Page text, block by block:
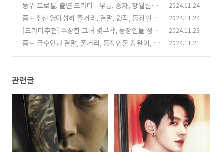
등위 프로필, 출연 드라마 - 우룡, 중자, 장월신명,
장상사, 선태유수 (0)
2024.11.24
중드추천 영야성하 줄거리, 결말, 원작, 등장인물
우서흔 정우혜 축서단 (0)
2024.11.24
[드라마추천] 수상한 그녀 몇부작, 등장인물 정지
소, 진영, 채원빈, 이화겸 출연드라마 (0)
2024.11.23
중드 금수안녕 결말, 줄거리, 등장인물 장완이, 임
2024.11.21
관련글